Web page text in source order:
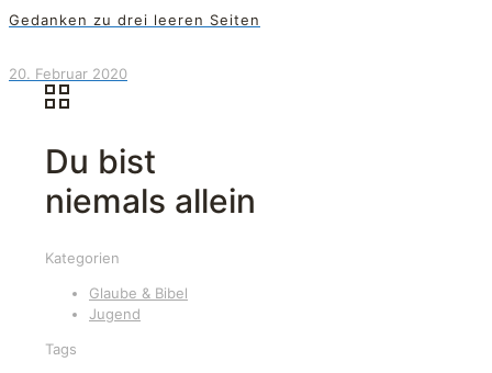
Gedanken zu drei leeren Seiten
20. Februar 2020
Du bist
niemals allein
Kategorien
Glaube & Bibel
Jugend
Tags